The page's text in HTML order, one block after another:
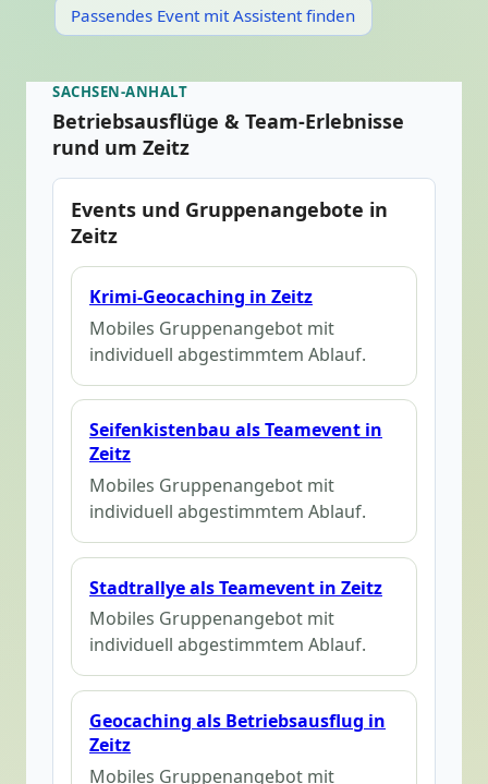
Passendes Event mit Assistent finden
SACHSEN-ANHALT
Betriebsausflüge & Team-Erlebnisse
rund um Zeitz
Events und Gruppenangebote in
Zeitz
Krimi-Geocaching in Zeitz
Mobiles Gruppenangebot mit
individuell abgestimmtem Ablauf.
Seifenkistenbau als Teamevent in
Zeitz
Mobiles Gruppenangebot mit
individuell abgestimmtem Ablauf.
Stadtrallye als Teamevent in Zeitz
Mobiles Gruppenangebot mit
individuell abgestimmtem Ablauf.
Geocaching als Betriebsausflug in
Zeitz
Mobiles Gruppenangebot mit